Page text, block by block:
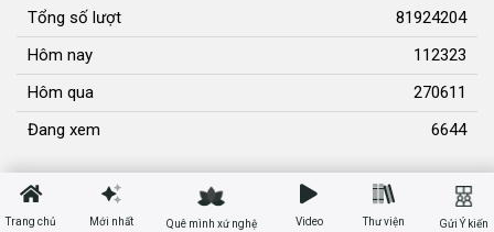
Tổng số lượt
81924204
Hôm nay
112323
Hôm qua
270611
Đang xem
6644
Trang chủ Mới nhất Quê mình xứ nghệ Video Thư viện Gửi Ý kiến